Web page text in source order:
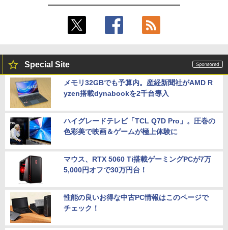
Special Site
メモリ32GBでも予算内。産経新聞社がAMD R
yzen搭載dynabookを2千台導入
ハイグレードテレビ「TCL Q7D Pro」。圧巻の
色彩美で映画＆ゲームが極上体験に
マウス、RTX 5060 Ti搭載ゲーミングPCが7万
5,000円オフで30万円台！
性能の良いお得な中古PC情報はこのページで
チェック！